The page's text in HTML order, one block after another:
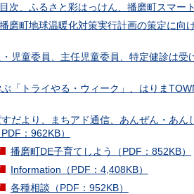
目次、ふるさと彩はっけん、播磨町スマー
播磨町地球温暖化対策実行計画の策定に向
・児童委員、主任児童委員、特定健診は受
「トライやる・ウィーク」、はりま
すだより、まちアド通信、あんぜん・あ
：962KB）
播磨町DE子育てしよう（PDF：852KB）
Information（PDF：4,408KB）
各種相談（PDF：952KB）